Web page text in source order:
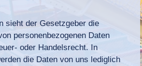
sieht der Gesetzgeber die
personenbezogenen Daten
oder Handelsrecht. In
die Daten von uns lediglich